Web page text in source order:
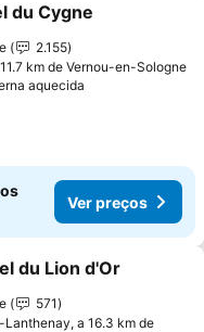
aos favoritos
du Cygne
2.155
km de Vernou-en-Sologne
aquecida
Ver preços
aos favoritos
du Lion d'Or
571
Lanthenay, a 16.3 km de